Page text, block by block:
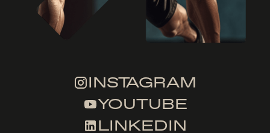
INSTAGRAM
YOUTUBE
LINKEDIN